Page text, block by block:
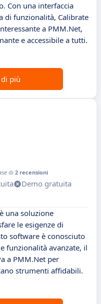
Con una interfaccia
di funzionalità, Calibrate
a PMM.Net,
e accessibile a tutti.
più
di 2 recensioni
Demo gratuita
una soluzione
le esigenze di
software è conosciuto
funzionalità avanzate, il
a PMM.Net per
strumenti affidabili.